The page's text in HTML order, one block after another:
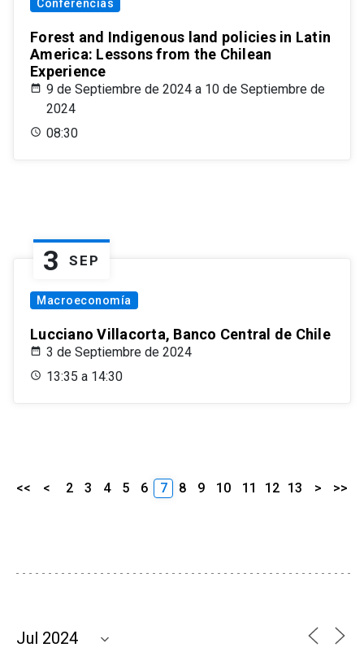
Conferencias
Forest and Indigenous land policies in Latin
America: Lessons from the Chilean
Experience
9 de Septiembre de 2024 a 10 de Septiembre de
2024
08:30
3 SEP
Macroeconomía
Lucciano Villacorta, Banco Central de Chile
3 de Septiembre de 2024
13:35 a 14:30
<< < 2 3 4 5 6 7 8 9 10 11 12 13 > >>